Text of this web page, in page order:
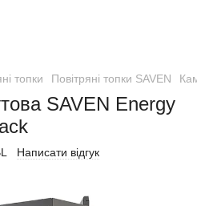
топки Повітряні топки SAVEN
SAVEN Energy
Написати відгук